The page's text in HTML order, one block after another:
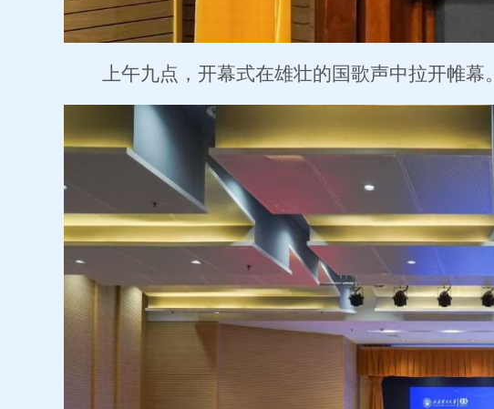
上午九点，开幕式在雄壮的国歌声中拉开帷幕。